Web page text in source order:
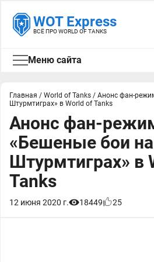
WOT Express
ВСЁ ПРО WORLD OF TANKS
Меню сайта
Главная / World of Tanks / Анонс фан-
Штурмтиграх» в World of Tanks
Анонс фан-
«Бешеные бои на
Штурмтиграх» в
Tanks
12 июня 2020 г. 18449 25